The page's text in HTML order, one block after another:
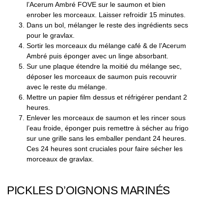
l’Acerum Ambré FOVE sur le saumon et bien
enrober les morceaux. Laisser refroidir 15 minutes.
Dans un bol, mélanger le reste des ingrédients secs
pour le gravlax.
Sortir les morceaux du mélange café & de l’Acerum
Ambré puis éponger avec un linge absorbant.
Sur une plaque étendre la moitié du mélange sec,
déposer les morceaux de saumon puis recouvrir
avec le reste du mélange.
Mettre un papier film dessus et réfrigérer pendant 2
heures.
Enlever les morceaux de saumon et les rincer sous
l’eau froide, éponger puis remettre à sécher au frigo
sur une grille sans les emballer pendant 24 heures.
Ces 24 heures sont cruciales pour faire sécher les
morceaux de gravlax.
PICKLES D’OIGNONS MARINÉS